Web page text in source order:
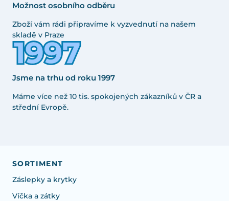
Možnost osobního odběru
Zboží vám rádi připravíme k vyzvednutí na našem
skladě v Praze
Jsme na trhu od roku 1997
Máme více než 10 tis. spokojených zákazníků v ČR a
střední Evropě.
SORTIMENT
Záslepky a krytky
Víčka a zátky